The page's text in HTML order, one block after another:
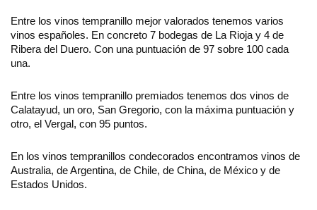
Entre los vinos tempranillo mejor valorados tenemos varios
vinos españoles. En concreto 7 bodegas de La Rioja y 4 de
Ribera del Duero. Con una puntuación de 97 sobre 100 cada
una.
Entre los vinos tempranillo premiados tenemos dos vinos de
Calatayud, un oro, San Gregorio, con la máxima puntuación y
otro, el Vergal, con 95 puntos.
En los vinos tempranillos condecorados encontramos vinos de
Australia, de Argentina, de Chile, de China, de México y de
Estados Unidos.